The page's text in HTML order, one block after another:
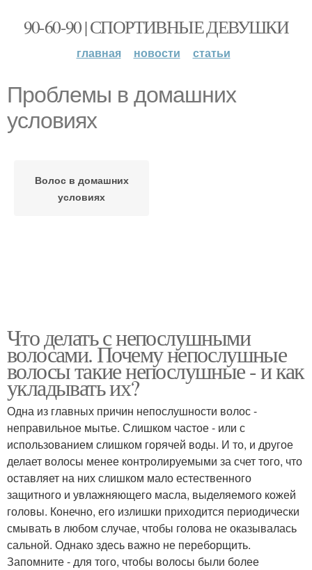
90-60-90 | СПОРТИВНЫЕ ДЕВУШКИ
главная новости статьи
Проблемы в домашних
условиях
Волос в домашних
условиях
Что делать с непослушными
волосами. Почему непослушные
волосы такие непослушные - и как
укладывать их?
Одна из главных причин непослушности волос -
неправильное мытье. Слишком частое - или с
использованием слишком горячей воды. И то, и другое
делает волосы менее контролируемыми за счет того, что
оставляет на них слишком мало естественного
защитного и увлажняющего масла, выделяемого кожей
головы. Конечно, его излишки приходится периодически
смывать в любом случае, чтобы голова не оказывалась
сальной. Однако здесь важно не переборщить.
Запомните - для того, чтобы волосы были более